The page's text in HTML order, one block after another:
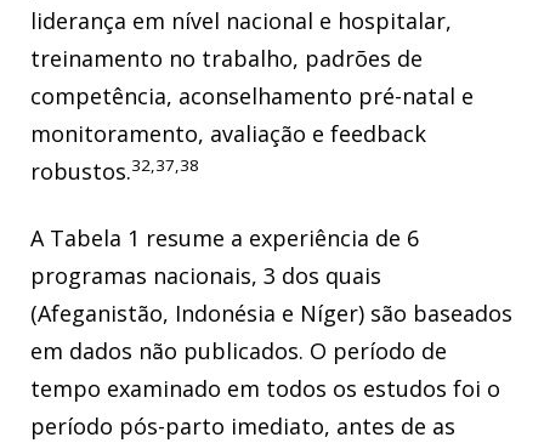
liderança em nível nacional e hospitalar,
treinamento no trabalho, padrões de
competência, aconselhamento pré-natal e
monitoramento, avaliação e feedback
robustos.32,37,38
A Tabela 1 resume a experiência de 6
programas nacionais, 3 dos quais
(Afeganistão, Indonésia e Níger) são baseados
em dados não publicados. O período de
tempo examinado em todos os estudos foi o
período pós-parto imediato, antes de as